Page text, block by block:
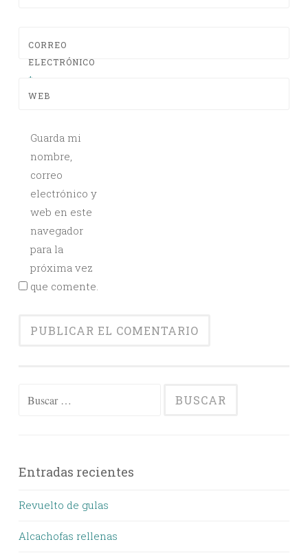
CORREO
ELECTRÓNICO
*
WEB
Guarda mi
nombre,
correo
electrónico y
web en este
navegador
para la
próxima vez
que comente.
Entradas recientes
Revuelto de gulas
Alcachofas rellenas